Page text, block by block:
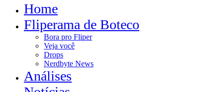
Home
Fliperama de Boteco
Bora pro Fliper
Veja você
Drops
Nerdbyte News
Análises